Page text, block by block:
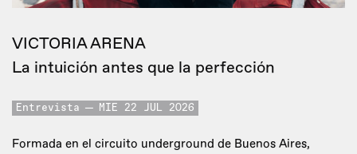
VICTORIA ARENA
La intuición antes que la perfección
Entrevista MIE 22 JUL 2026
Formada en el circuito underground de Buenos Aires,